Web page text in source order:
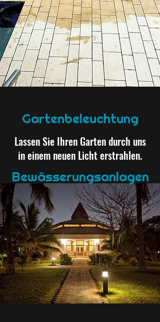
Gartenbeleuchtung
Lassen Sie Ihren Garten durch uns
in einem neuen Licht erstrahlen.
Bewässerungsanlagen